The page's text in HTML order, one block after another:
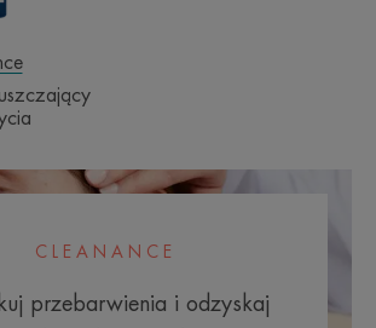
CLEANANCE
przebarwienia i odzyskaj